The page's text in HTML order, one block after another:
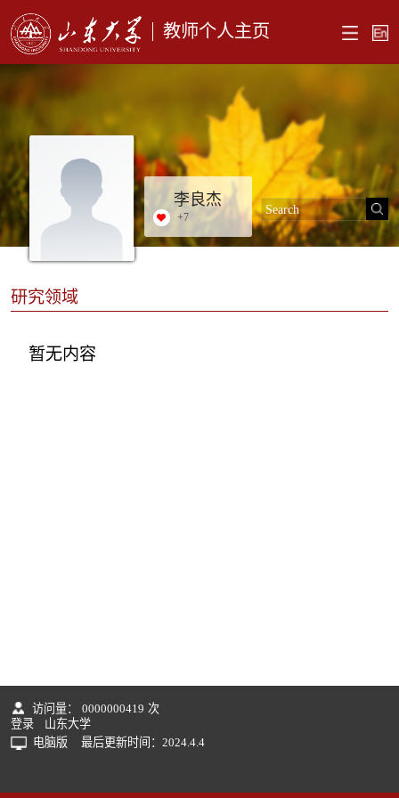
教师个人主页
李良杰
+7
研究领域
暂无内容
访问量： 0000000419 次
登录
山东大学
电脑版
最后更新时间： 2024.4.4